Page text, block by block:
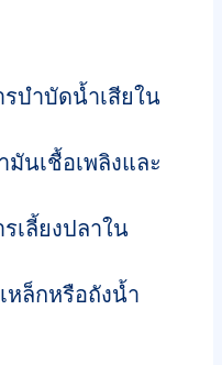
บำบัดน้ำเสียใน
นเชื้อเพลิงและ
เลี้ยงปลาใน
หล็กหรือถังน้ำ